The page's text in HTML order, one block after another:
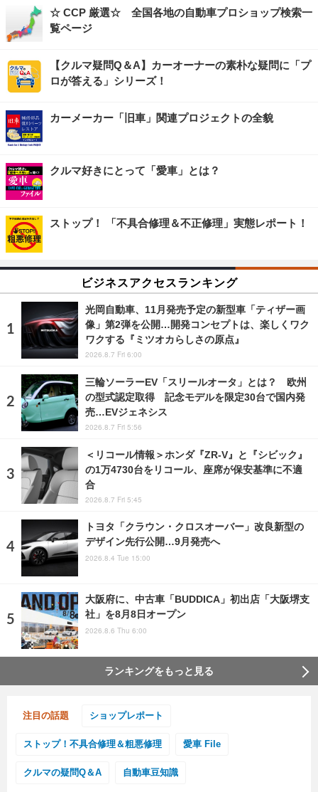
☆ CCP 厳選☆ 全国各地の自動車プロショップ検索一
覧ページ
【クルマ疑問Q＆A】カーオーナーの素朴な疑問に「プ
ロが答える」シリーズ！
カーメーカー「旧車」関連プロジェクトの全貌
クルマ好きにとって「愛車」とは？
ストップ！ 「不具合修理＆不正修理」実態レポート！
ビジネスアクセスランキング
光岡自動車、11月発売予定の新型車「ティザー画
像」第2弾を公開…開発コンセプトは、楽しくワク
ワクする『ミツオカらしさの原点』
2026.8.7 Fri 6:00
三輪ソーラーEV「スリールオータ」とは？ 欧州
の型式認定取得 記念モデルを限定30台で国内発
売…EVジェネシス
2026.8.7 Fri 5:56
＜リコール情報＞ホンダ『ZR-V』と『シビック』
の1万4730台をリコール、座席が保安基準に不適
合
2026.8.7 Fri 5:45
トヨタ「クラウン・クロスオーバー」改良新型の
デザイン先行公開…9月発売へ
2026.8.4 Tue 15:00
大阪府に、中古車「BUDDICA」初出店「大阪堺支
社」を8月8日オープン
2026.8.6 Thu 6:00
ランキングをもっと見る
注目の話題 ショップレポート
ストップ！不具合修理＆粗悪修理 愛車 File
クルマの疑問Q＆A 自動車豆知識